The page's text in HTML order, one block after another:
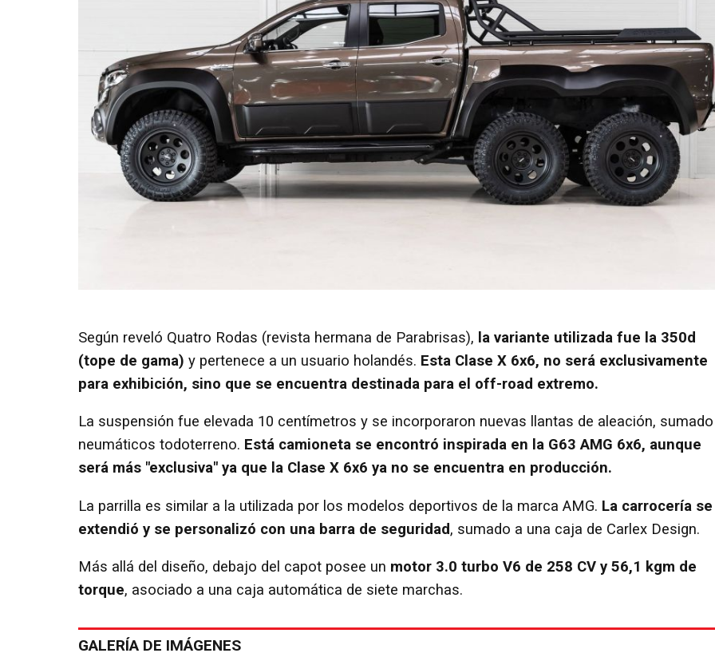
Según reveló Quatro Rodas (revista hermana de Parabrisas), la variante utilizada fue la 350d
(tope de gama) y pertenece a un usuario holandés. Esta Clase X 6x6, no será exclusivamente
para exhibición, sino que se encuentra destinada para el off-road extremo.
La suspensión fue elevada 10 centímetros y se incorporaron nuevas llantas de aleación,
neumáticos todoterreno. Está camioneta se encontró inspirada en la G63 AMG 6x6, aunque
será más "exclusiva" ya que la Clase X 6x6 ya no se encuentra en producción.
La parrilla es similar a la utilizada por los modelos deportivos de la marca AMG. La carrocería se
extendió y se personalizó con una barra de seguridad, sumado a una caja de Carlex Design.
Más allá del diseño, debajo del capot posee un motor 3.0 turbo V6 de 258 CV y 56,1 kgm de
torque, asociado a una caja automática de siete marchas.
GALERÍA DE IMÁGENES